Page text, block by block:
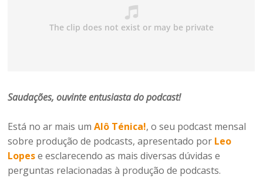
Saudações, ouvinte entusiasta do podcast!
Está no ar mais umAlô Ténica!, o seu podcast mensal
sobre produção de podcasts, apresentado por Leo
Lopese esclarecendo as mais diversas dúvidas e
perguntas relacionadas à produção de podcasts.